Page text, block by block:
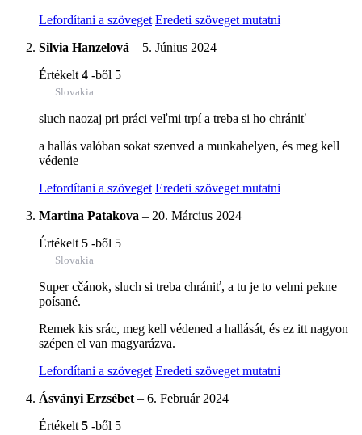
Lefordítani a szöveget Eredeti szöveget mutatni
Silvia Hanzelová – 5. Június 2024
Értékelt 4 -ből 5
Slovakia
sluch naozaj pri práci veľmi trpí a treba si ho chrániť
a hallás valóban sokat szenved a munkahelyen, és meg kell
védenie
Lefordítani a szöveget Eredeti szöveget mutatni
Martina Patakova – 20. Március 2024
Értékelt 5 -ből 5
Slovakia
Super cčánok, sluch si treba chrániť, a tu je to velmi pekne
poísané.
Remek kis srác, meg kell védened a hallását, és ez itt nagyon
szépen el van magyarázva.
Lefordítani a szöveget Eredeti szöveget mutatni
Ásványi Erzsébet – 6. Február 2024
Értékelt 5 -ből 5